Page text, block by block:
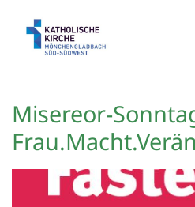
Misereor-